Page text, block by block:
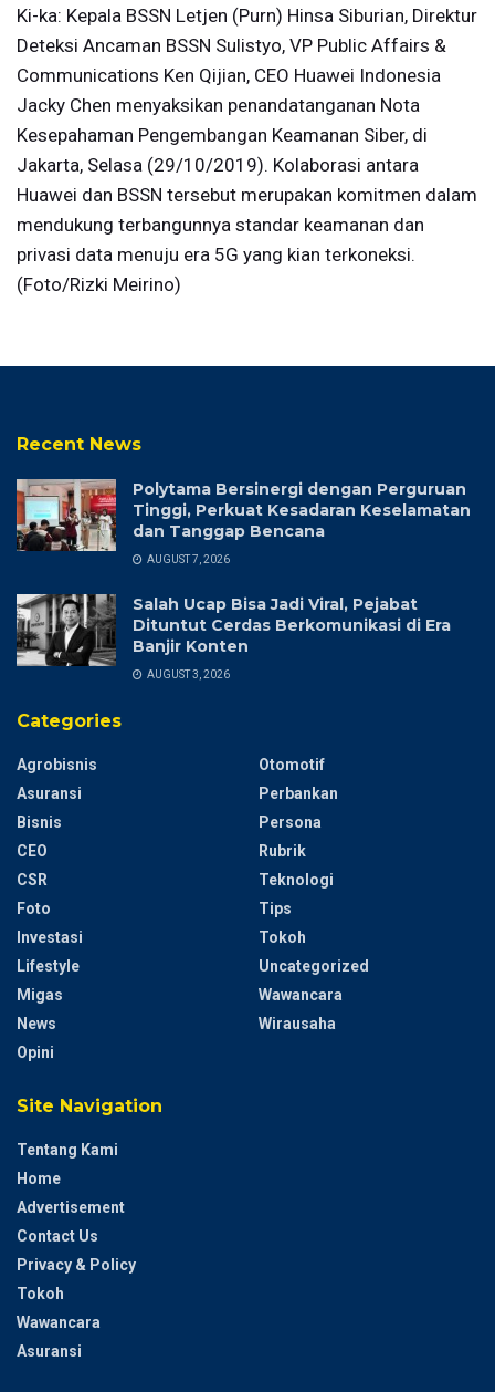
Ki-ka: Kepala BSSN Letjen (Purn) Hinsa Siburian, Direktur
Deteksi Ancaman BSSN Sulistyo, VP Public Affairs &
Communications Ken Qijian, CEO Huawei Indonesia
Jacky Chen menyaksikan penandatanganan Nota
Kesepahaman Pengembangan Keamanan Siber, di
Jakarta, Selasa (29/10/2019). Kolaborasi antara
Huawei dan BSSN tersebut merupakan komitmen dalam
mendukung terbangunnya standar keamanan dan
privasi data menuju era 5G yang kian terkoneksi.
(Foto/Rizki Meirino)
Recent News
Polytama Bersinergi dengan Perguruan
Tinggi, Perkuat Kesadaran Keselamatan
dan Tanggap Bencana
AUGUST 7, 2026
Salah Ucap Bisa Jadi Viral, Pejabat
Dituntut Cerdas Berkomunikasi di Era
Banjir Konten
AUGUST 3, 2026
Categories
Agrobisnis
Asuransi
Bisnis
CEO
CSR
Foto
Investasi
Lifestyle
Migas
News
Opini
Otomotif
Perbankan
Persona
Rubrik
Teknologi
Tips
Tokoh
Uncategorized
Wawancara
Wirausaha
Site Navigation
Tentang Kami
Home
Advertisement
Contact Us
Privacy & Policy
Tokoh
Wawancara
Asuransi